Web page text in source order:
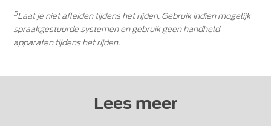
5Laat je niet afleiden tijdens het rijden. Gebruik indien mogelijk
spraakgestuurde systemen en gebruik geen handheld
apparaten tijdens het rijden.
Lees meer